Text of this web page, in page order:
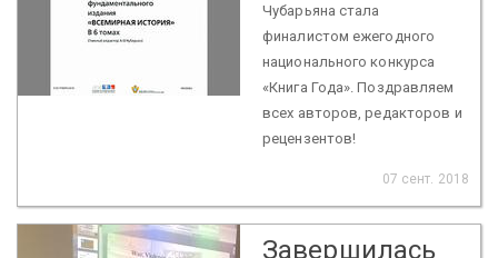
Чубарьяна стала
финалистом ежегодного
национального конкурса
«Книга Года». Поздравляем
всех авторов, редакторов и
рецензентов!
07 сент. 2018
Завершилась